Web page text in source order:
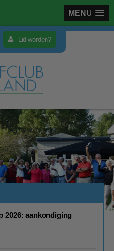
MENU
Lid worden?
2026: aankondiging